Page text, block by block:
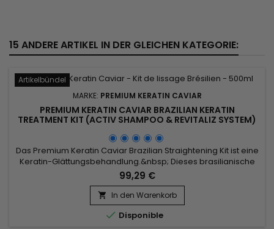
15 ANDERE ARTIKEL IN DER GLEICHEN KATEGORIE:
Artikelbündel
MARKE: PREMIUM KERATIN CAVIAR
PREMIUM KERATIN CAVIAR BRAZILIAN KERATIN
TREATMENT KIT (ACTIV SHAMPOO & REVITALIZ SYSTEM)
Das Premium Keratin Caviar Brazilian Straightening Kit ist eine
Keratin-Glättungsbehandlung.&nbsp; Dieses brasilianische
Glätteisen wurde für strapaziertes, trockenes Haar entwickelt
und ist auch perfekt für Haartypen.&nbsp; Reich an Keratin
stärkt, umhüllt und repariert es geschädigtes und
geschwächtes Haar.&nbsp; Premium Keratin Caviar verleiht...
99,29 €
 In den Warenkorb
 Disponible